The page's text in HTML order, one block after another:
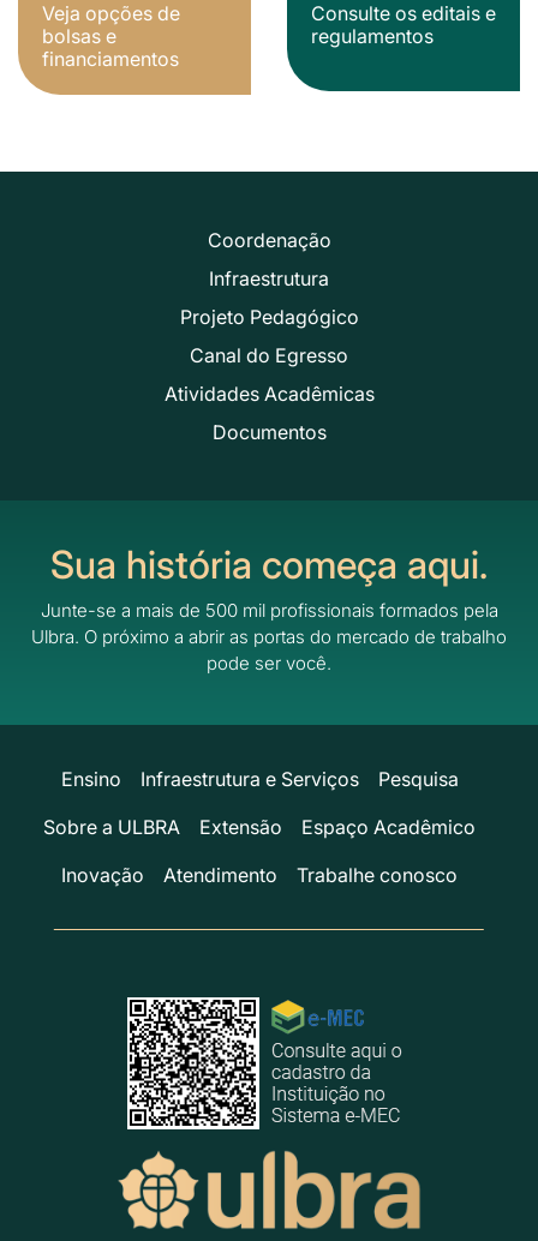
Veja opções de
bolsas e
financiamentos
Consulte os editais e
regulamentos
Coordenação
Infraestrutura
Projeto Pedagógico
Canal do Egresso
Atividades Acadêmicas
Documentos
Sua história começa aqui.
Junte-se a mais de 500 mil profissionais formados pela
Ulbra. O próximo a abrir as portas do mercado de trabalho
pode ser você.
Ensino Infraestrutura e Serviços
Pesquisa
Sobre a ULBRA
Extensão
Espaço Acadêmico
Inovação
Atendimento Trabalhe conosco